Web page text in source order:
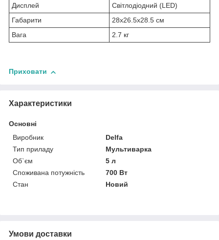
Дисплей
Світлодіодний (LED)
Габарити
28х26.5х28.5 см
Вага
2.7 кг
Приховати
Характеристики
Основні
Виробник
Delfa
Тип приладу
Мультиварка
Об`єм
5 л
Споживана потужність
700 Вт
Стан
Новий
Умови доставки